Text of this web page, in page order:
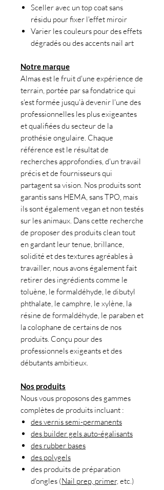
Sceller avec un top coat sans
résidu pour fixer l'effet miroir
Varier les couleurs pour des effets
dégradés ou des accents nail art
Notre marque
Almas est le fruit d'une expérience de
terrain, portée par sa fondatrice qui
s'est formée jusqu'à devenir l'une des
professionnelles les plus exigeantes
et qualifiées du secteur de la
prothésie ongulaire. Chaque
référence est le résultat de
recherches approfondies, d'un travail
précis et de fournisseurs qui
partagent sa vision. Nos produits sont
garantis sans HEMA, sans TPO, mais
ils sont également vegan et non testés
sur les animaux. Dans cette recherche
de proposer des produits clean tout
en gardant leur tenue, brillance,
solidité et des textures agréables à
travailler, nous avons également fait
retirer des ingrédients comme le
toluène, le formaldéhyde, le dibutyl
phthalate, le camphre, le xylène, la
résine de formaldéhyde, le paraben et
la colophane de certains de nos
produits. Conçu pour des
professionnels exigeants et des
débutants ambitieux.
Nos produits
Nous vous proposons des gammes
complètes de produits incluant :
des vernis semi-permanents
des builder gels auto-égalisants
des rubber bases
des polygels
des produits de préparation
d'ongles (Nail prep, primer, etc.)